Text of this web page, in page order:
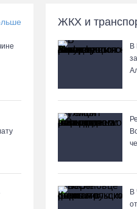
ЖКХ и
В
В